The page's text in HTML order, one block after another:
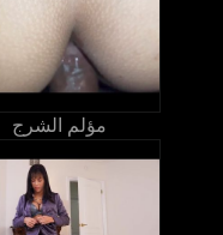
مؤلم الشرج